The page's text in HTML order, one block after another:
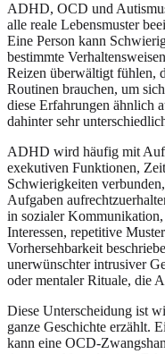
ADHD, OCD und
alle reale Lebensmuster
Eine Person kann
bestimmte
Reizen überwältigt fühlen,
Routinen brauchen, um
diese Erfahrungen ähnlich
dahinter sehr
ADHD wird häufig mit
exekutiven Funktionen,
Schwierigkeiten
Aufgaben
in sozialer
Interessen, repetitive
Vorhersehbarkeit
unerwünschter intrusiver
oder mentaler Rituale, die
Diese Unterscheidung ist
ganze Geschichte erzählt.
kann eine OCD-